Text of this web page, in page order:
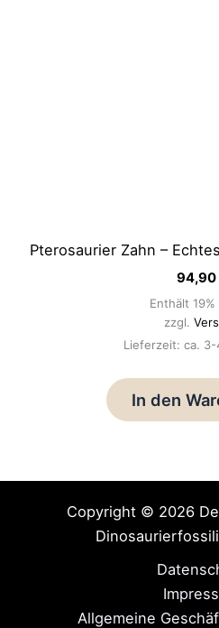
Pterosaurier Zahn –
94,90
Enthält
zzgl.
Lieferzeit: ca. 3-
In den
Copyright © 2026
Allgemeine